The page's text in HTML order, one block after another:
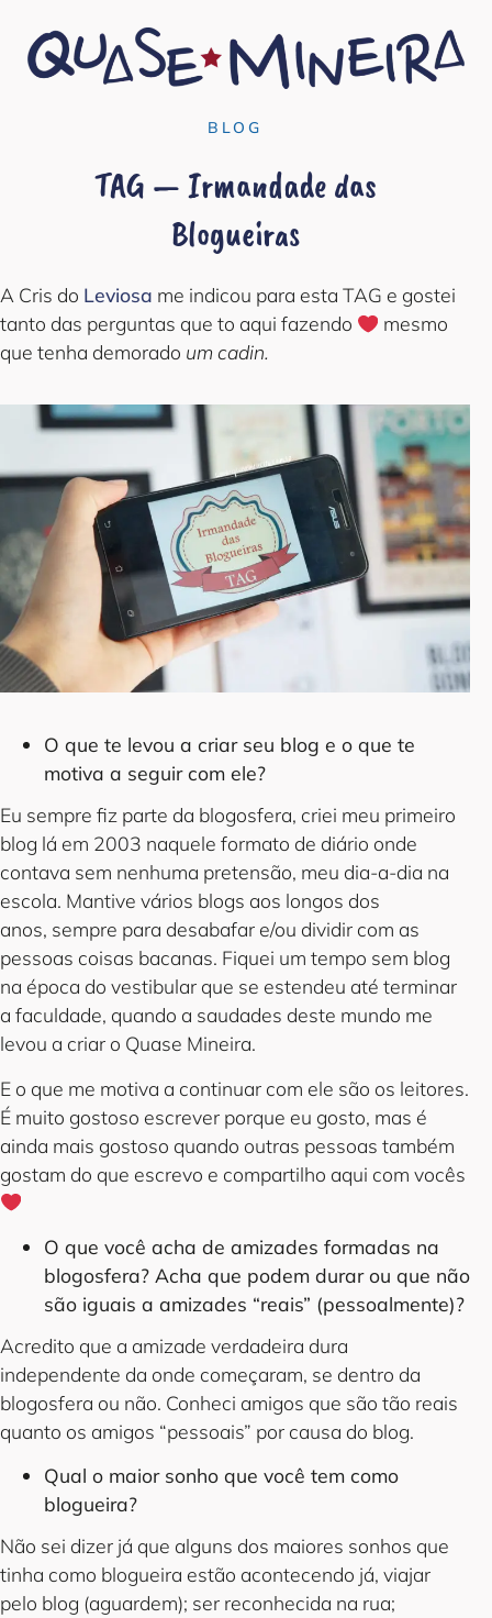
BLOG
TAG — Irmandade das
Blogueiras
A Cris do Leviosa me indicou para esta TAG e gostei
tanto das perguntas que to aqui fazendo
‍ mesmo
que tenha demorado um cadin.
O que te levou a criar seu blog e o que te
motiva a seguir com ele?
Eu sempre fiz parte da blogosfera, criei meu primeiro
blog lá em 2003 naquele formato de diário onde
contava sem nenhuma pretensão, meu dia-a-dia na
escola. Mantive vários blogs aos longos dos
anos, sempre para desabafar e/ou dividir com as
pessoas coisas bacanas. Fiquei um tempo sem blog
na época do vestibular que se estendeu até terminar
a faculdade, quando a saudades deste mundo me
levou a criar o Quase Mineira.
E o que me motiva a continuar com ele são os leitores.
É muito gostoso escrever porque eu gosto, mas é
ainda mais gostoso quando outras pessoas também
gostam do que escrevo e compartilho aqui com vocês
O que você acha de amizades formadas na
blogosfera? Acha que podem durar ou que não
são iguais a amizades “reais” (pessoalmente)?
Acredito que a amizade verdadeira dura
independente da onde começaram, se dentro da
blogosfera ou não. Conheci amigos que são tão reais
quanto os amigos “pessoais” por causa do blog.
Qual o maior sonho que você tem como
blogueira?
Não sei dizer já que alguns dos maiores sonhos que
tinha como blogueira estão acontecendo já, viajar
pelo blog (aguardem); ser reconhecida na rua;